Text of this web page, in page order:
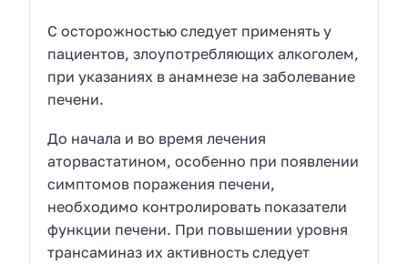
C осторожностью следует применять у
пациентов, злоупотребляющих алкоголем,
при указаниях в анамнезе на заболевание
печени.
До начала и во время лечения
аторвастатином, особенно при появлении
симптомов поражения печени,
необходимо контролировать показатели
функции печени. При повышении уровня
трансаминаз их активность следует